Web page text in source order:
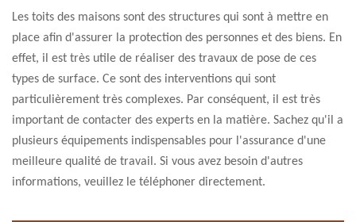
Les toits des maisons sont des structures qui sont à mettre en
place afin d'assurer la protection des personnes et des biens. En
effet, il est très utile de réaliser des travaux de pose de ces
types de surface. Ce sont des interventions qui sont
particulièrement très complexes. Par conséquent, il est très
important de contacter des experts en la matière. Sachez qu'il a
plusieurs équipements indispensables pour l'assurance d'une
meilleure qualité de travail. Si vous avez besoin d'autres
informations, veuillez le téléphoner directement.